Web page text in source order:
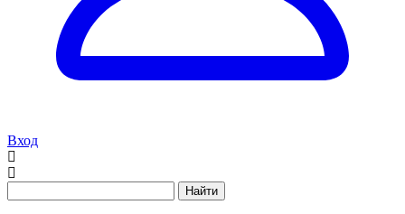
Вход
Найти